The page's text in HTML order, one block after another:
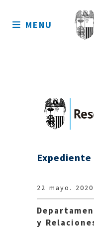
sitio
MENU
22 mayo. 2020
y